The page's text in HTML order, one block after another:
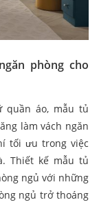
phòng cho
quần áo, mẫu tủ
làm vách ngăn
tối ưu trong việc
Thiết kế mẫu tủ
ngủ với những
ngủ trở thoáng